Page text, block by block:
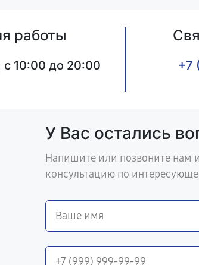
работы
10:00 до 20:00 +7
У Вас остались
Напишите или позвоните нам
консультацию по